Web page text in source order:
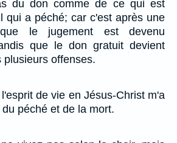
du don comme de ce qui est
qui a péché; car c'est après une
le jugement est devenu
que le don gratuit devient
plusieurs offenses.
de vie en Jésus-Christ m'a
péché et de la mort.